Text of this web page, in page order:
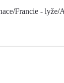
/Francie - lyže/